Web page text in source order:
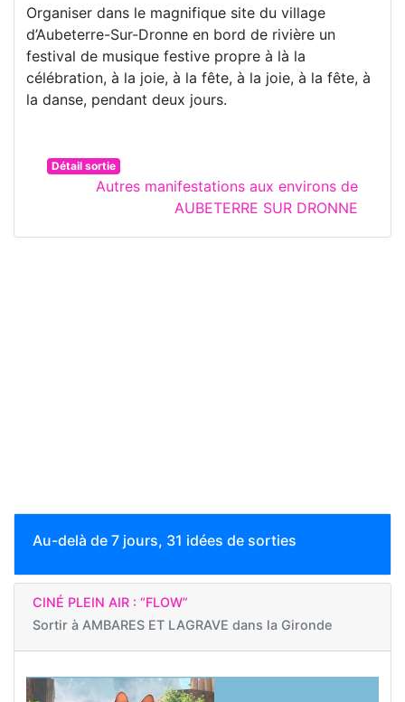
Organiser dans le magnifique site du village
d’Aubeterre-Sur-Dronne en bord de rivière un
festival de musique festive propre à là la
célébration, à la joie, à la fête, à la joie, à la fête, à
la danse, pendant deux jours.
Détail sortie
Autres manifestations aux environs de
AUBETERRE SUR DRONNE
Au-delà de 7 jours, 31 idées de sorties
CINÉ PLEIN AIR : “FLOW”
Sortir à AMBARES ET LAGRAVE dans la Gironde